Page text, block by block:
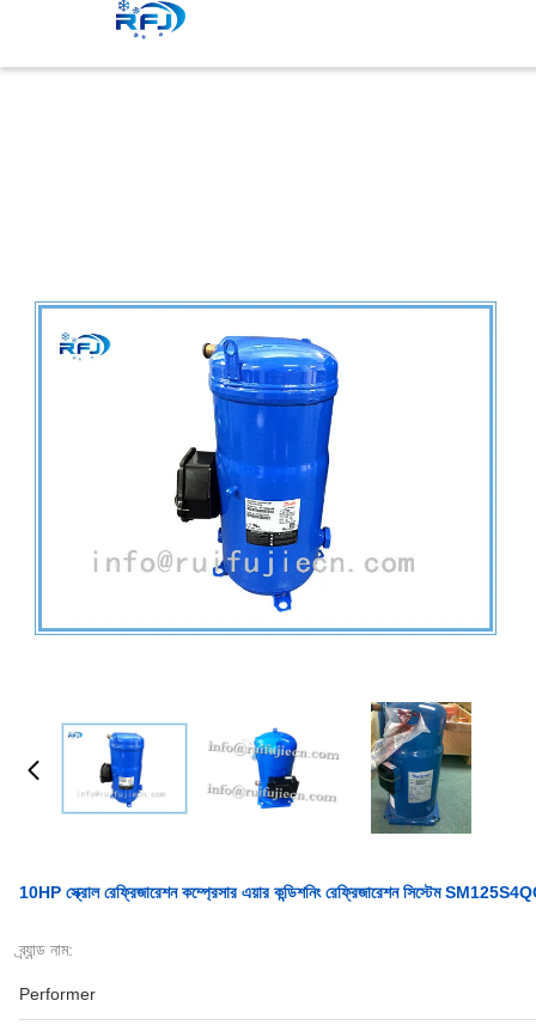
10HP স্ক্রোল রেফ্রিজারেশন কম্প্রেসার এয়ার কন্ডিশনিং রেফ্রিজারেশন সিস্টেম
ব্র্যান্ড নাম:
Performer